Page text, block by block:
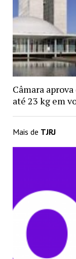
Câmara
até 23 kg em
Mais de TJRJ